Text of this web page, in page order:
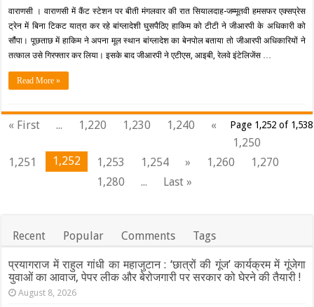
एक्सप्रेस
में
बिना
टिकट
यात्रा
करते
ने
किया
वाराणसी । वाराणसी में कैंट स्टेशन पर बीती मंगलवार की रात सियालदाह-जम्मूतवी हमसफर एक्सप्रेस
ट्रेन में बिना टिकट यात्रा कर रहे बांग्लादेशी घुसपैठिए हाकिम को टीटी ने जीआरपी के अधिकारी को
सौंपा। पूछताछ में हाकिम ने अपना मूल स्थान बांग्लादेश का बेनपोल बताया तो जीआरपी अधिकारियों ने
तत्काल उसे गिरफ्तार कर लिया। इसके बाद जीआरपी ने एटीएस, आइबी, रेलवे इंटेलिजेंस …
Read More »
Page 1,252 of 1,538
« First ... 1,220 1,230 1,240
«
1,250
1,251
1,252 1,253 1,254 » 1,260
1,270
1,280
... Last »
Recent Popular Comments Tags
प्रयागराज में राहुल गांधी का महाजुटान : ‘छात्रों की गूंज’ कार्यक्रम में गूंजेगा
युवाओं का आवाज, पेपर लीक और बेरोजगारी पर सरकार को घेरने की तैयारी !
August 8, 2026